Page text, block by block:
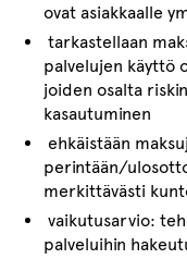
ovat asiakkaalle
tarkastellaan
palvelujen käyttö
joiden osalta
kasautuminen
ehkäistään
perintään/
merkittävästi
vaikutusarvio:
palveluihin